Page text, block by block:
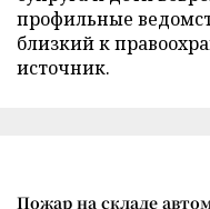
профильные
близкий к
источник.
Пожар на складе